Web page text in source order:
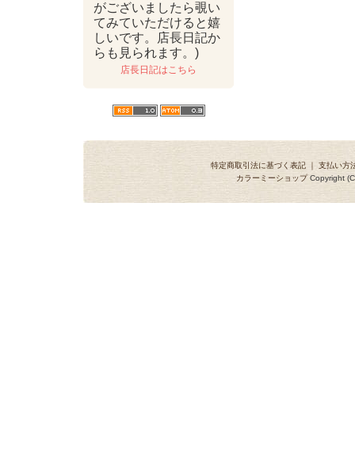
がございましたら覗い
てみていただけると嬉
しいです。店長日記か
らも見られます。)
店長日記はこちら
特定商取引法に基づく表記 ｜ 支払い方
カラーミーショップCopyright